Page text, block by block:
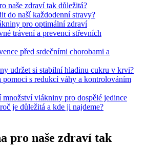
naše zdraví tak důležitá?
do naší každodenní stravy?
pro optimální zdraví
trávení a prevenci střevních
před srdečními chorobami a
udržet si stabilní hladinu cukru v krvi?
pomoci s redukcí váhy a kontrolováním
množství vlákniny pro dospělé jedince
je důležitá a kde ji najdeme?
pro naše zdraví tak